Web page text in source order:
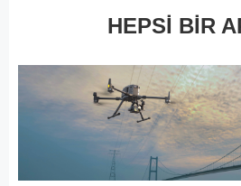
HEPSİ BİR